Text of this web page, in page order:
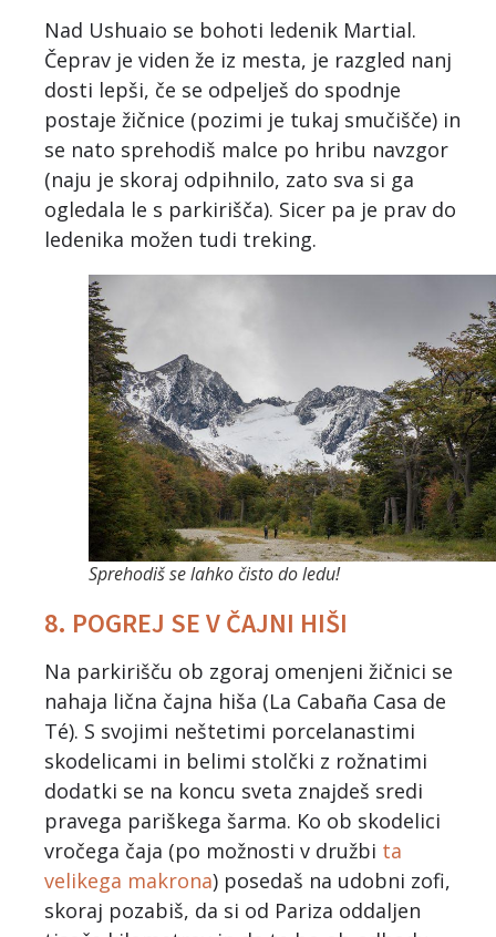
Nad Ushuaio se bohoti ledenik Martial.
Čeprav je viden že iz mesta, je razgled nanj
dosti lepši, če se odpelješ do spodnje
postaje žičnice (pozimi je tukaj smučišče) in
se nato sprehodiš malce po hribu navzgor
(naju je skoraj odpihnilo, zato sva si ga
ogledala le s parkirišča). Sicer pa je prav do
ledenika možen tudi treking.
Sprehodiš se lahko čisto do ledu!
8. POGREJ SE V ČAJNI HIŠI
Na parkirišču ob zgoraj omenjeni žičnici se
nahaja lična čajna hiša (La Cabaña Casa de
Té). S svojimi neštetimi porcelanastimi
skodelicami in belimi stolčki z rožnatimi
dodatki se na koncu sveta znajdeš sredi
pravega pariškega šarma. Ko ob skodelici
vročega čaja (po možnosti v družbi ta
velikega makrona) posedaš na udobni zofi,
skoraj pozabiš, da si od Pariza oddaljen